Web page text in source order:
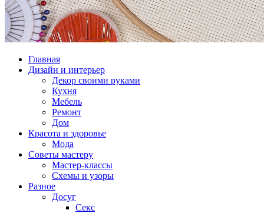
Главная
Дизайн и интерьер
Декор своими руками
Кухня
Мебель
Ремонт
Дом
Красота и здоровье
Мода
Советы мастеру
Мастер-классы
Схемы и узоры
Разное
Досуг
Секс